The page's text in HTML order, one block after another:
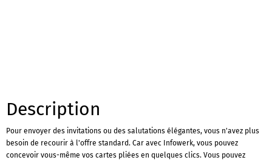
Description
Pour envoyer des invitations ou des salutations élégantes, vous n'avez plus
besoin de recourir à l'offre standard. Car avec Infowerk, vous pouvez
concevoir vous-même vos cartes pliées en quelques clics. Vous pouvez